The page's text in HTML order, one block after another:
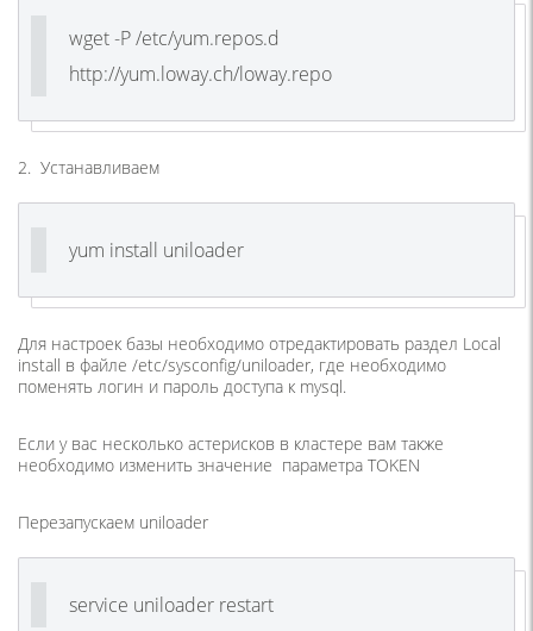
wget -P /etc/yum.repos.d
http://yum.loway.ch/loway.repo
2. Устанавливаем
yum install uniloader
Для настроек базы необходимо отредактировать раздел Local
install в файле /etc/sysconfig/uniloader, где необходимо
поменять логин и пароль доступа к mysql.
Если у вас несколько астерисков в кластере вам также
необходимо изменить значение параметра TOKEN
Перезапускаем uniloader
service uniloader restart